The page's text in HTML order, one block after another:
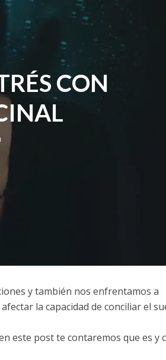
CON
y también nos enfrentamos a
la capacidad de conciliar el
este post te contaremos que es y